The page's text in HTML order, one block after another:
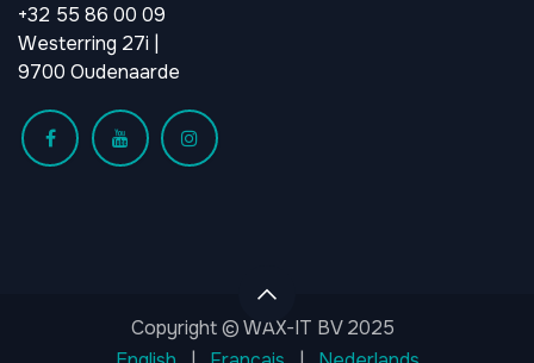
+32 55 86 00 09
Westerring 27i |
9700 Oudenaarde
Copyright © WAX-IT BV 2025